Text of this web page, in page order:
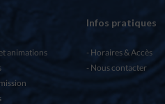
animations
Infos pratiques
Horaires & Accès
Nous contacter